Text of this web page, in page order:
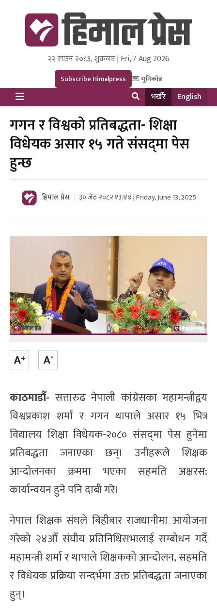
Himal Press
Dot NewsyNepal Media and Research Pvt Ltd.
२२ साउन २०८३, शुक्रबार | Fri, 7 Aug 2026
Subscribe Himalpress युनिकोड
भर्खरै English
गगन र विश्वको प्रतिबद्धता- शिक्षा
विधेयक असार १५ गते संसद्‌मा पेस
हुन्छ
हिमाल प्रेस ३० जेठ २०८२ १३:४४ | Friday, June 13, 2025
काठमाडौँ- सत्तारुढ नेपाली कांग्रेसका महामन्त्रीद्वय
विश्वप्रकाश शर्मा र गगन थापाले असार १५ भित्र
विद्यालय शिक्षा विधेयक-२०८० संसद्‌मा पेस हुनेमा
प्रतिबद्धता जनाएका छन्। उनीहरूले शिक्षक
आन्दोलनका क्रममा भएका सहमति अक्षरस:
कार्यान्वयन हुने पनि दाबी गरे।
नेपाल शिक्षक संघले बिहीबार राजधानीमा आयोजना
गरेको २४औँ संघीय प्रतिनिधिसभालाई सम्बोधन गर्दै
महामन्त्री शर्मा र थापाले शिक्षकको आन्दोलन, सहमति
र विधेयक प्रक्रिया सन्दर्भमा उक्त प्रतिबद्धता जनाएका
हुन्।